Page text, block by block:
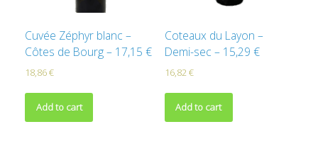
Cuvée Zéphyr blanc –
Côtes de Bourg – 17,15 €
18,86€
Add to cart
Coteaux du Layon –
Demi-sec – 15,29 €
16,82€
Add to cart